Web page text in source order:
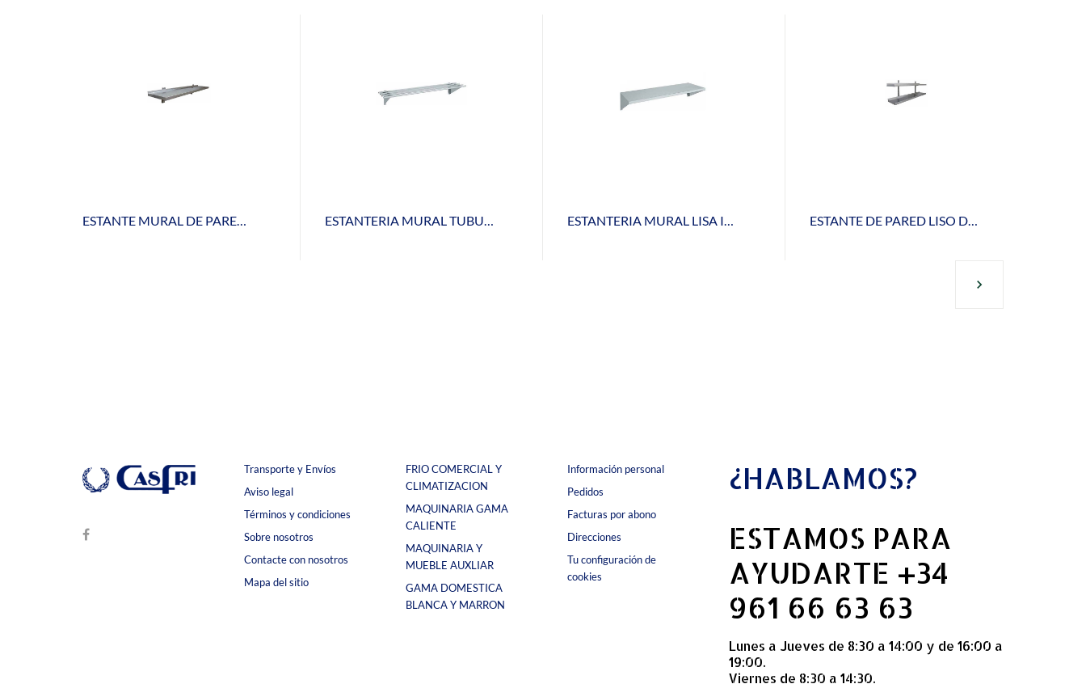
ESTANTE MURAL DE PARED LISO DR 310 ESTANTERIA MURAL TUBULAR EMT-40 200 ESTANTERIA MURAL LISA INOX EML-40-100 ESTANTE DE PARED LISO DOBLE DRD408
Transporte y Envíos
Aviso legal
Términos y condiciones
Sobre nosotros
Contacte con nosotros
Mapa del sitio
FRIO COMERCIAL Y
CLIMATIZACION
MAQUINARIA GAMA
CALIENTE
MAQUINARIA Y
MUEBLE AUXLIAR
GAMA DOMESTICA
BLANCA Y MARRON
Información personal
Pedidos
Facturas por abono
Direcciones
Tu configuración de
cookies
¿HABLAMOS?
ESTAMOS PARA
AYUDARTE +34
961 66 63 63
Lunes a Jueves de 8:30 a 14:00 y de 16:00 a
19:00.
Viernes de 8:30 a 14:30.